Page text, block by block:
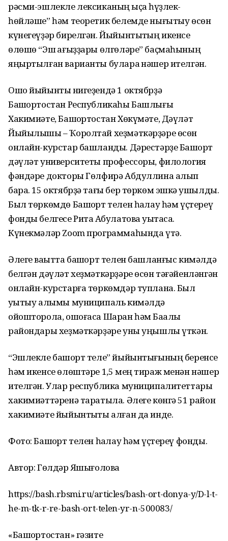
рәсми-эшлекле лексиканың ҡыҫҡа һүҙлек-
һөйләше” һәм теоретик белемде нығытыу өсөн
күнегеүҙәр бирелгән. Йыйынтыҡтың икенсе
өлөшө “Эш ҡағыҙҙары өлгөләре” баҫмаһының
яңыртылған варианты булараҡ нәшер ителгән.
Ошо йыйынтыҡ нигеҙендә 1 октябрҙә
Башҡортостан Республикаһы Башлығы
Хакимиәте, Башҡортостан Хөкүмәте, Дәүләт
Йыйылышы – Ҡоролтай хеҙмәткәрҙәре өсөн
онлайн-курстар башланды. Дәрестәрҙе Башҡорт
дәүләт университеты профессоры, филология
фәндәре докторы Гөлфирә Абдуллина алып
бара. 15 октябрҙә тағы бер төркөм эшкә ҡушылды.
Был төркөмдө Башҡорт телен һаҡлау һәм үҫтереү
фонды белгесе Рита Аҡбулатова уҡытасаҡ.
Күнекмәләр Zoom программаһында үтә.
Әлеге ваҡытта башҡорт телен башланғыс кимәлдә
белгән дәүләт хеҙмәткәрҙәре өсөн тәғәйенләнгән
онлайн-курстарға төркөмдәр туплана. Был
уҡытыу алымы муниципаль кимәлдә
ойошторола, ошоғаса Шаран һәм Баҡалы
райондары хеҙмәткәрҙәре уны уңышлы үткән.
“Эшлекле башҡорт теле” йыйынтығының беренсе
һәм икенсе өлөштәре 1,5 мең тираж менән нәшер
ителгән. Улар республика муниципалитеттары
хакимиәттәренә таратыла. Әлеге көнгә 51 район
хакимиәте йыйынтыҡты алған да инде.
Фото: Башҡорт телен һаҡлау һәм үҫтереү фонды.
Автор: Гөлдәр Яҡшығолова
https://bash.rbsmi.ru/articles/bash-ort-donya-y/D-l-t-
he-m-tk-r-re-bash-ort-telen-yr-n-500083/
«Башҡортостан» гәзите